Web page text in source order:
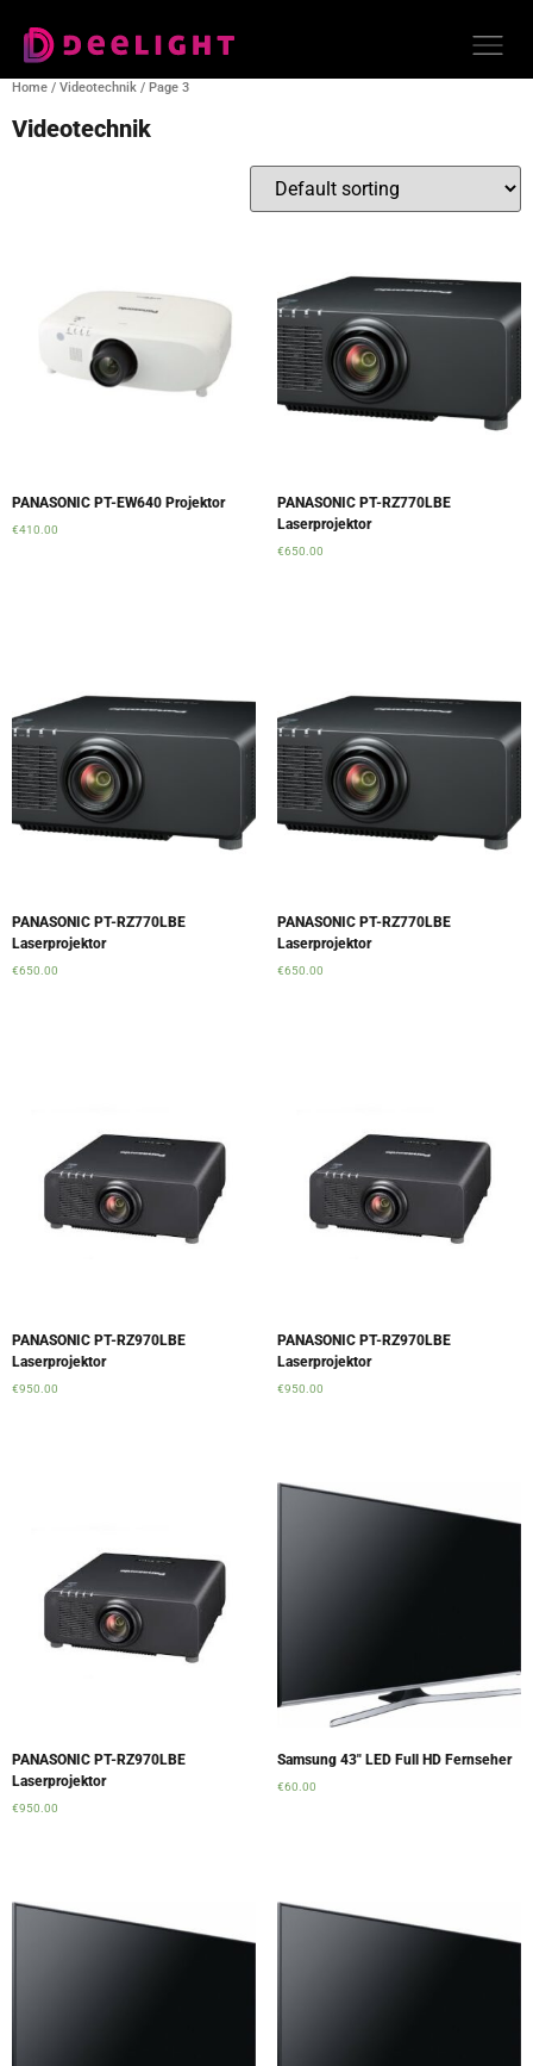
Home / Videotechnik / Page 3
Videotechnik
PANASONIC PT-EW640 Projektor
€410.00
PANASONIC PT-RZ770LBE
Laserprojektor
€650.00
PANASONIC PT-RZ770LBE
Laserprojektor
€650.00
PANASONIC PT-RZ770LBE
Laserprojektor
€650.00
PANASONIC PT-RZ970LBE
Laserprojektor
€950.00
PANASONIC PT-RZ970LBE
Laserprojektor
€950.00
PANASONIC PT-RZ970LBE
Laserprojektor
€950.00
Samsung 43″ LED Full HD Fernseher
€60.00